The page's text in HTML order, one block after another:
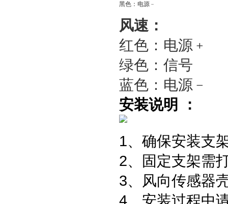
黑色：电源﹣
风速：
红色：电源﹢
绿色：信号
蓝色：电源﹣
安装说明 ：
1、确保安装支
2、固定支架需
3、风向传感器
4、安装过程中